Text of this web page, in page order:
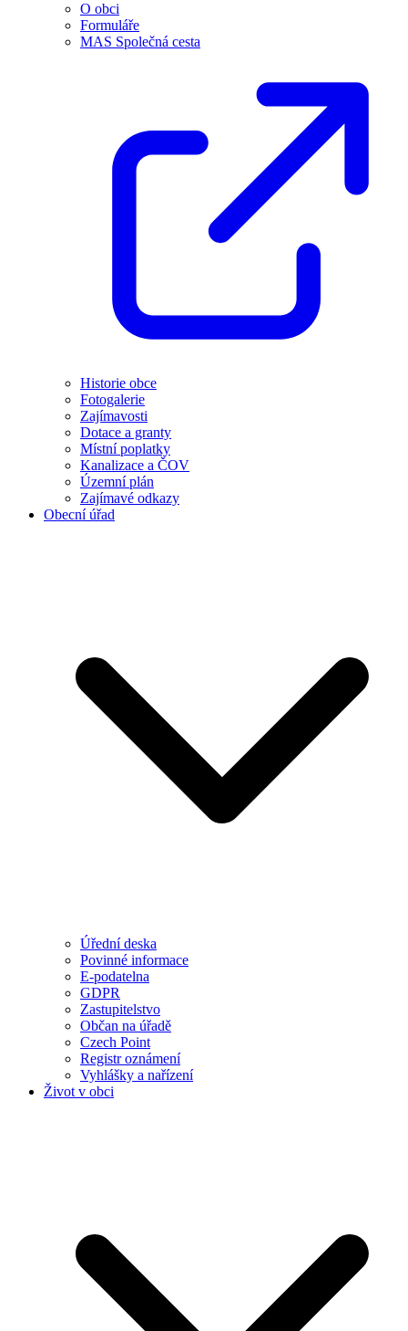
O obci
Formuláře
MAS Společná cesta
Historie obce
Fotogalerie
Zajímavosti
Dotace a granty
Místní poplatky
Kanalizace a ČOV
Územní plán
Zajímavé odkazy
Obecní úřad
Úřední deska
Povinné informace
E-podatelna
GDPR
Zastupitelstvo
Občan na úřadě
Czech Point
Registr oznámení
Vyhlášky a nařízení
Život v obci